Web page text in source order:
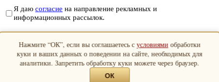
Я даю согласие на направление рекламных и
информационных рассылок.
Отправить
Закрыть
Нажмите “ОК”, если вы соглашаетесь сусловиями обработки
куки и ваших данных о поведении на сайте, необходимых для
аналитики. Запретить обработку куки можете через браузер.
ОК